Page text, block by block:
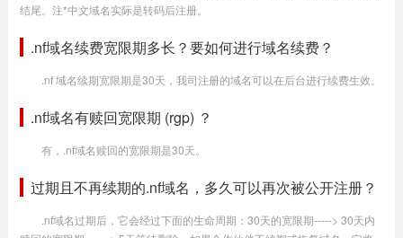
结尾。注*中文域名实际是转码后注册。
.nf域名续费宽限期多长？要如何进行域名续费？
.nf 域名续期宽限期是30天，我司注册的域名可以在后台进行续费生效。
.nf域名有赎回宽限期 (rgp) ？
有，.nf域名赎回的宽限期是30天。
过期且不再续期的.nf域名，多久可以再次被公开注册？
.nf域名过期后，它会经过下面的生命周期：30天的宽限期-----> 30天内